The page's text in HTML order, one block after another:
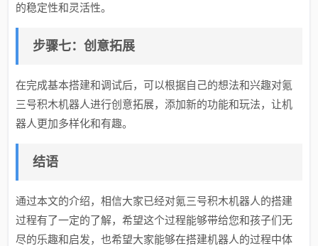
的稳定性和灵活性。
步骤七：创意拓展
在完成基本搭建和调试后，可以根据自己的想法和兴趣对氪
三号积木机器人进行创意拓展，添加新的功能和玩法，让机
器人更加多样化和有趣。
结语
通过本文的介绍，相信大家已经对氪三号积木机器人的搭建
过程有了一定的了解，希望这个过程能够带给您和孩子们无
尽的乐趣和启发，也希望大家能够在搭建机器人的过程中体